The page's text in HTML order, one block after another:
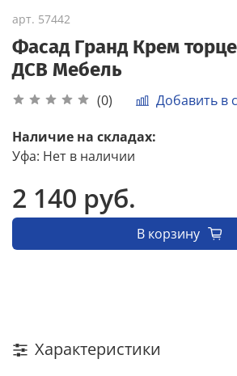
арт. 57442
Фасад Гранд Крем
ДСВ Мебель
(0) Добавить в
Наличие на складах:
Уфа: Нет в наличии
2 140 руб.
В корзину
Характеристики